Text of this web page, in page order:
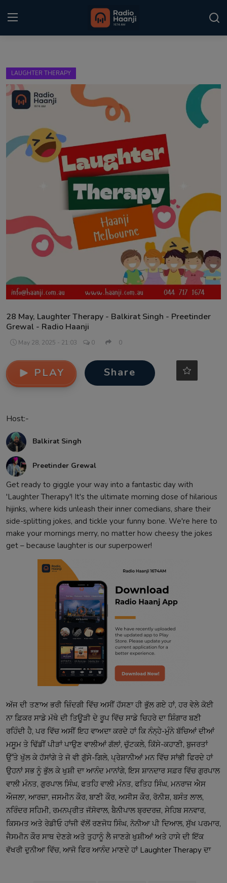
Home
Punjabi Podcast
Kitaab Kahani
Gallery
Event
Contact
LAUGHTER THERAPY
28 May, Laughter Therapy - Balkirat Singh - Preetinder
Grewal - Radio Haanji
May 28, 2025 - 21:03 0 0
PLAY Share
Host:-
Balkirat Singh
Preetinder Grewal
Get ready to giggle your way into a fantastic day with
'Laughter Therapy'! It's the ultimate morning dose of hilarious
hijinks, where kids unleash their inner comedians, share their
side-splitting jokes, and tickle your funny bone. We're here to
make your mornings merry, no matter how cheesy the jokes
get – because laughter is our superpower!
ਅੱਜ ਦੀ ਤਣਾਅ ਭਰੀ ਜ਼ਿੰਦਗੀ ਵਿੱਚ ਅਸੀਂ ਹੱਸਣਾ ਹੀ ਭੁੱਲ ਗਏ ਹਾਂ, ਹਰ ਵੇਲੇ ਕੋਈ
ਨਾ ਫ਼ਿਕਰ ਸਾਡੇ ਮੱਥੇ ਦੀ ਤਿਊੜੀ ਦੇ ਰੂਪ ਵਿੱਚ ਸਾਡੇ ਚਿਹਰੇ ਦਾ ਸ਼ਿੰਗਾਰ ਬਣੀ
ਰਹਿੰਦੀ ਹੈ, ਪਰ ਵਿੱਚ ਅਸੀਂ ਇਹ ਵਾਅਦਾ ਕਰਦੇ ਹਾਂ ਕਿ ਨੰਨ੍ਹੇ-ਮੁੰਨੇ ਬੱਚਿਆਂ ਦੀਆਂ
ਮਸੂਮ ਤੇ ਢਿੱਡੀਂ ਪੀੜਾਂ ਪਾਉਣ ਵਾਲੀਆਂ ਗੱਲਾਂ, ਚੁੱਟਕਲੇ, ਕਿੱਸੇ-ਕਹਾਣੀ, ਬੁਜਰਤਾਂ
ਉੱਤੇ ਖੁੱਲ ਕੇ ਹੱਸਾਂਗੇ ਤੇ ਜੋ ਵੀ ਗੁੱਸੇ-ਗਿਲੇ, ਪ੍ਰੇਸ਼ਾਨੀਆਂ ਮਨ ਵਿੱਚ ਸਾਂਭੀ ਫਿਰਦੇ ਹਾਂ
ਉਹਨਾਂ ਸਭ ਨੂੰ ਭੁੱਲ ਕੇ ਖੁਸ਼ੀ ਦਾ ਆਨੰਦ ਮਾਨਾਂਗੇ, ਇਸ ਸ਼ਾਨਦਾਰ ਸਫ਼ਰ ਵਿੱਚ ਗੁਰਪਾਲ
ਵਾਲੀ ਮੰਨਤ, ਗੁਰਪਾਲ ਸਿੰਘ, ਫਤਹਿ ਵਾਲੀ ਮੰਨਤ, ਫਤਿਹ ਸਿੰਘ, ਮਨਰਾਜ ਐਸ
ਔਜਲਾ, ਆਰਜ਼ਾ, ਜਸਮੀਨ ਕੌਰ, ਬਾਣੀ ਕੌਰ, ਅਸੀਸ ਕੌਰ, ਰੋਨੀਸ਼, ਬਸੰਤ ਲਾਲ,
ਨਰਿੰਦਰ ਸਹਿਮੀ, ਰਮਨਪ੍ਰੀਤ ਜੱਸੋਵਾਲ, ਬੈਨੀਪਾਲ ਬ੍ਰਦਰਜ਼, ਸੇਹਿਬ ਸਨਵਾਰ,
ਕਿਸਮਤ ਅਤੇ ਰੇਡੀਓ ਹਾਂਜੀ ਵੱਲੋਂ ਰਣਜੋਧ ਸਿੰਘ, ਨੋਨੀਆ ਪੀ ਦਿਆਲ, ਸੁੱਖ ਪਰਮਾਰ,
ਜੈਸਮੀਨ ਕੌਰ ਸਾਥ ਦੇਣਗੇ ਅਤੇ ਤੁਹਾਨੂੰ ਲੈ ਜਾਣਗੇ ਖੁਸ਼ੀਆਂ ਅਤੇ ਹਾਸੇ ਦੀ ਇੱਕ
ਵੱਖਰੀ ਦੁਨੀਆ ਵਿੱਚ, ਆਜੋ ਫਿਰ ਆਨੰਦ ਮਾਣਦੇ ਹਾਂ Laughter Therapy ਦਾ